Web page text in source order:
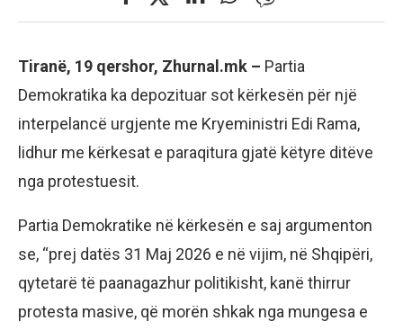
Tiranë, 19 qershor, Zhurnal.mk – Partia
Demokratika ka depozituar sot kërkesën për një
interpelancë urgjente me Kryeministri Edi Rama,
lidhur me kërkesat e paraqitura gjatë këtyre ditëve
nga protestuesit.
Partia Demokratike në kërkesën e saj argumenton
se, “prej datës 31 Maj 2026 e në vijim, në Shqipëri,
qytetarë të paanagazhur politikisht, kanë thirrur
protesta masive, që morën shkak nga mungesa e